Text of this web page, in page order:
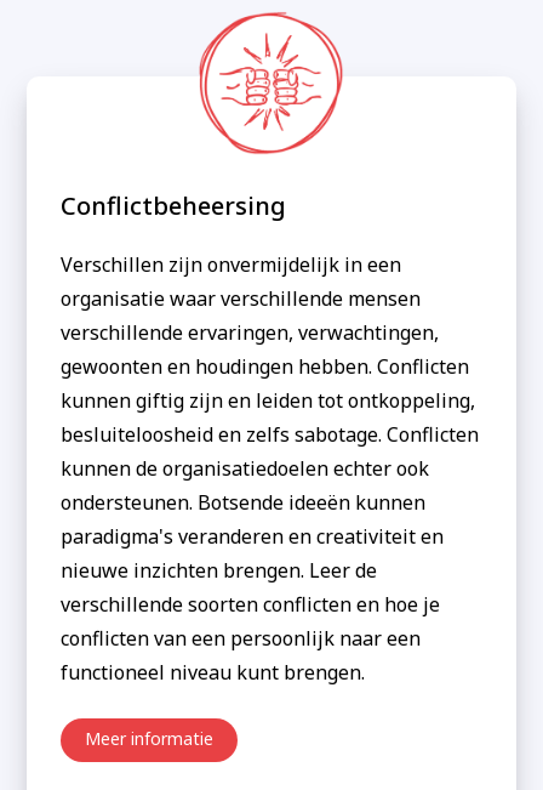
Conflictbeheersing
Verschillen zijn onvermijdelijk in een
organisatie waar verschillende mensen
verschillende ervaringen, verwachtingen,
gewoonten en houdingen hebben. Conflicten
kunnen giftig zijn en leiden tot ontkoppeling,
besluiteloosheid en zelfs sabotage. Conflicten
kunnen de organisatiedoelen echter ook
ondersteunen. Botsende ideeën kunnen
paradigma's veranderen en creativiteit en
nieuwe inzichten brengen. Leer de
verschillende soorten conflicten en hoe je
conflicten van een persoonlijk naar een
functioneel niveau kunt brengen.
Meer informatie